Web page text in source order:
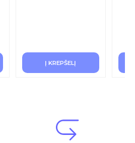
Į KREPŠELĮ